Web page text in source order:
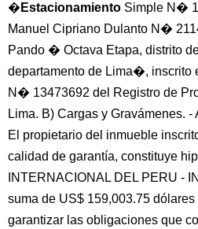
� Estacionamiento Simple N�
Manuel Cipriano Dulanto N�
Pando � Octava Etapa, distrito
departamento de Lima�, inscrito
N� 13473692 del Registro de
Lima. B) Cargas y Gravámenes.
El propietario del inmueble
calidad de garantía, constituye
INTERNACIONAL DEL PERU -
suma de US$ 159,003.75
garantizar las obligaciones que